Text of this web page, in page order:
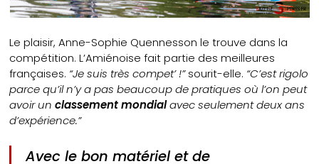
Le plaisir, Anne-Sophie Quennesson le trouve dans la
compétition. L’Amiénoise fait partie des meilleures
françaises. “Je suis très compet’ !”sourit-elle. “C’est rigolo
parce qu’il n’y a pas beaucoup de pratiques où l’on peut
avoir unclassement mondialavec seulement deux ans
d’expérience.”
Avec le bon matériel et de